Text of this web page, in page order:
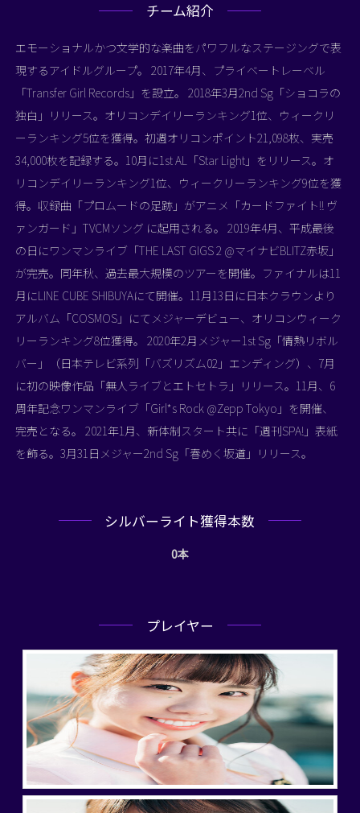
チーム紹介
エモーショナルかつ文学的な楽曲をパワフルなステージングで表
現するアイドルグループ。 2017年4月、プライベートレーベル
「Transfer Girl Records」を設立。 2018年3月2nd Sg「ショコラの
独白」リリース。オリコンデイリーランキング1位、ウィークリ
ーランキング5位を獲得。初週オリコンポイント21,098枚、実売
34,000枚を記録する。10月に1st AL「Star Light」をリリース。オ
リコンデイリーランキング1位、ウィークリーランキング9位を獲
得。収録曲「プロムードの足跡」がアニメ「カードファイト!! ヴ
ァンガード」TVCMソング に起用される。 2019年4月、平成最後
の日にワンマンライブ「THE LAST GIGS 2 @マイナビBLITZ赤坂」
が完売。同年秋、過去最大規模のツアーを開催。ファイナルは11
月にLINE CUBE SHIBUYAにて開催。11月13日に日本クラウンより
アルバム「COSMOS」にてメジャーデビュー、オリコンウィーク
リーランキング8位獲得。 2020年2月メジャー1st Sg「情熱リボル
バー」（日本テレビ系列「バズリズム02」エンディング）、7月
に初の映像作品「無人ライブとエトセトラ」リリース。11月、6
周年記念ワンマンライブ「Girl*s Rock @Zepp Tokyo」を開催、
完売となる。 2021年1月、新体制スタート共に「週刊SPA!」表紙
を飾る。3月31日メジャー2nd Sg「春めく坂道」リリース。
シルバーライト獲得本数
0本
プレイヤー